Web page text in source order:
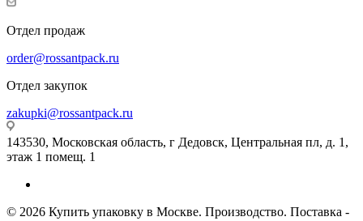
Отдел продаж
order@rossantpack.ru
Отдел закупок
zakupki@rossantpack.ru
143530, Московская область, г Дедовск, Центральная пл, д. 1,
этаж 1 помещ. 1
© 2026 Купить упаковку в Москве. Производство. Поставка -